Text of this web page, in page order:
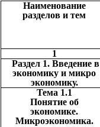
Наименование
разделов и тем
1
Раздел 1. Введение в
экономику и микро
экономику.
Тема 1.1
Понятие об
экономике.
Микроэкономика.